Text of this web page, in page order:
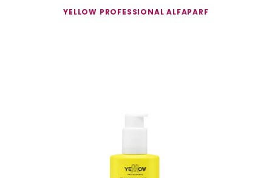
YELLOW PROFESSIONAL ALFAPARF